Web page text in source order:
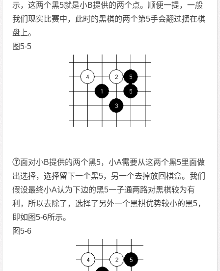
示，这两个黑5就是小B提供的两个点。顺便一提，一般
我们现实比赛中，此时的黑棋的两个第5手会翻过摆在棋
盘上。
图5-5
⑦面对小B提供的两个黑5，小A需要从这两个黑5里面做
出选择，选择留下一个黑5，另一个去掉放回棋盒。我们
假设最终小A认为下边的黑5一子通两路对黑棋较为有
利，所以去除了，选择了另外一个黑棋优势较小的黑5，
即如图5-6所示。
图5-6